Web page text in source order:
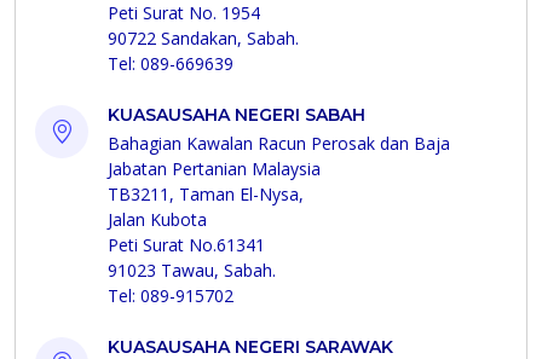
Peti Surat No. 1954
90722 Sandakan, Sabah.
Tel: 089-669639
KUASAUSAHA NEGERI SABAH
Bahagian Kawalan Racun Perosak dan Baja
Jabatan Pertanian Malaysia
TB3211, Taman El-Nysa,
Jalan Kubota
Peti Surat No.61341
91023 Tawau, Sabah.
Tel: 089-915702
KUASAUSAHA NEGERI SARAWAK